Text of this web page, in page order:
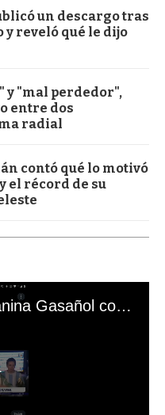
un descargo tras
reveló qué le dijo
y "mal perdedor",
entre dos
radial
contó qué lo motivó
el récord de su
El mal momento de Yanina Gasañol con un hincha argentino en "Subrayado"